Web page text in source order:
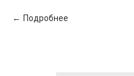
Подробнее